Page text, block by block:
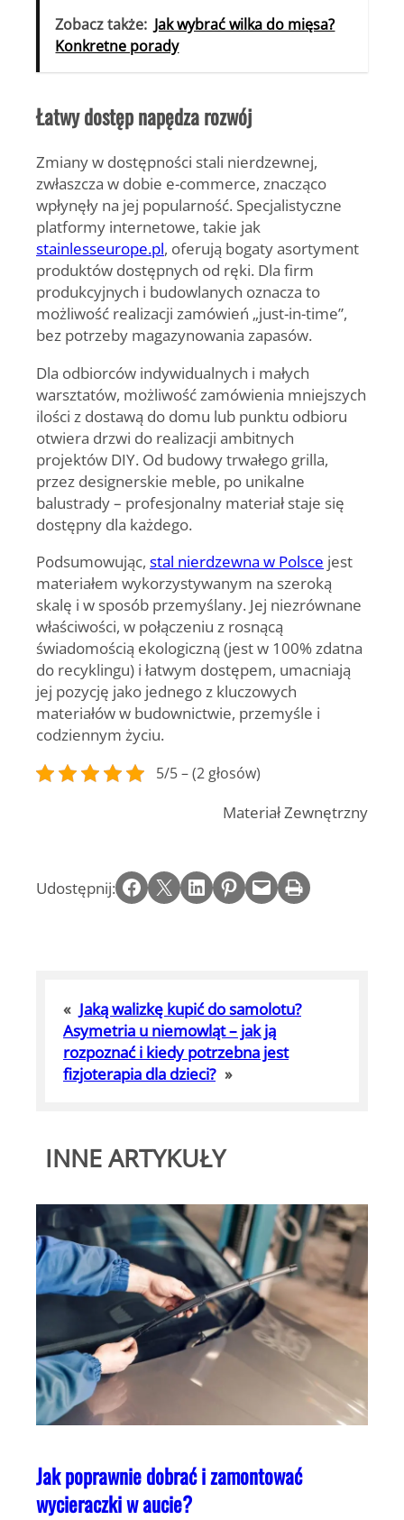
Zobacz także: Jak wybrać wilka do mięsa?
Konkretne porady
Łatwy dostęp napędza rozwój
Zmiany w dostępności stali nierdzewnej,
zwłaszcza w dobie e-commerce, znacząco
wpłynęły na jej popularność. Specjalistyczne
platformy internetowe, takie jak
stainlesseurope.pl, oferują bogaty asortyment
produktów dostępnych od ręki. Dla firm
produkcyjnych i budowlanych oznacza to
możliwość realizacji zamówień „just-in-time”,
bez potrzeby magazynowania zapasów.
Dla odbiorców indywidualnych i małych
warsztatów, możliwość zamówienia mniejszych
ilości z dostawą do domu lub punktu odbioru
otwiera drzwi do realizacji ambitnych
projektów DIY. Od budowy trwałego grilla,
przez designerskie meble, po unikalne
balustrady – profesjonalny materiał staje się
dostępny dla każdego.
Podsumowując, stal nierdzewna w Polsce jest
materiałem wykorzystywanym na szeroką
skalę i w sposób przemyślany. Jej niezrównane
właściwości, w połączeniu z rosnącą
świadomością ekologiczną (jest w 100% zdatna
do recyklingu) i łatwym dostępem, umacniają
jej pozycję jako jednego z kluczowych
materiałów w budownictwie, przemyśle i
codziennym życiu.
5/5 – (2 głosów)
Materiał Zewnętrzny
Udostępnij: Share on Facebook Email this Page Share on LinkedIn Share on Pinterest Email this Page Print this Page
« Jaką walizkę kupić do samolotu?
Asymetria u niemowląt – jak ją
rozpoznać i kiedy potrzebna jest
fizjoterapia dla dzieci? »
INNE ARTYKUŁY
Jak poprawnie dobrać i zamontować
wycieraczki w aucie?